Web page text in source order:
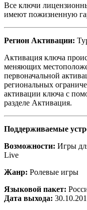
Все ключи
имеют пожизненную
Регион Активации:
Активация ключа
меняющих
первоначальной
региональных
активации ключа с
разделе Активация.
Поддерживаемые
Возможности: Игры
Live
Жанр: Ролевые игры
Языковой пакет:
Дата выхода: